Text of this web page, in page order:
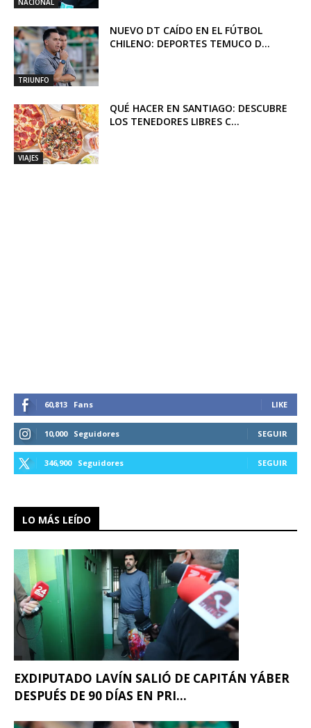
NACIONAL
TRIUNFO
NUEVO DT CAÍDO EN EL FÚTBOL
CHILENO: DEPORTES TEMUCO D...
VIAJES
QUÉ HACER EN SANTIAGO: DESCUBRE
LOS TENEDORES LIBRES C...
60,813 Fans LIKE
10,000 Seguidores SEGUIR
346,900 Seguidores SEGUIR
LO MÁS LEÍDO
EXDIPUTADO LAVÍN SALIÓ DE CAPITÁN YÁBER
DESPUÉS DE 90 DÍAS EN PRI...